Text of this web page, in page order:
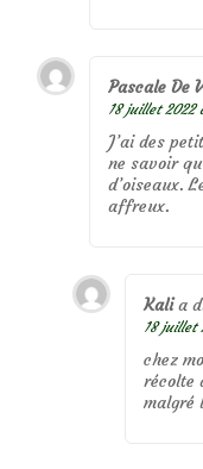
Pascale De
18 juillet 2022
J’ai des
ne savoir
d’oiseaux.
affreux.
Kali a
18 juillet
chez
récolte
malgré